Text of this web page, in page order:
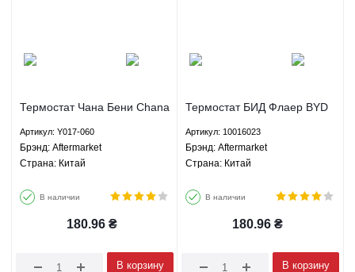
Термостат Чана Бени Chana
Артикул: Y017-060
Брэнд: Aftermarket
Страна: Китай
В наличии
180.96 ₴
В корзину
Термостат БИД Флаер BYD
Артикул: 10016023
Брэнд: Aftermarket
Страна: Китай
В наличии
180.96 ₴
В корзину